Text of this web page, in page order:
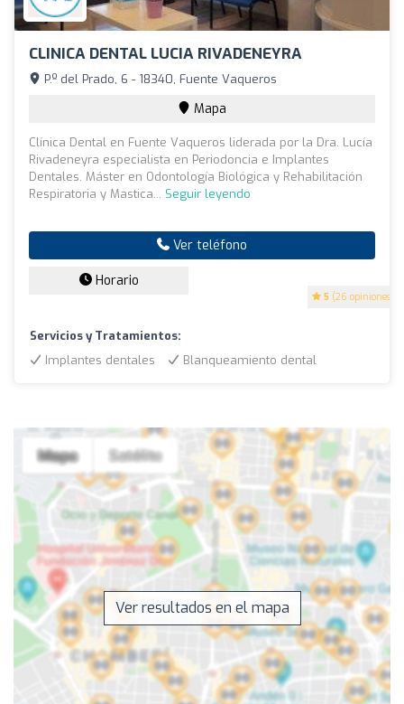
CLINICA DENTAL LUCIA RIVADENEYRA
5 (26 opiniones)
P.º del Prado, 6 - 18340, Fuente Vaqueros
Mapa
Clínica Dental en Fuente Vaqueros liderada por la Dra. Lucía
Rivadeneyra especialista en Periodoncia e Implantes
Dentales. Máster en Odontología Biológica y Rehabilitación
Respiratoria y Mastica... Seguir leyendo
Ver teléfono
Horario
Servicios y Tratamientos:
Implantes dentales
Blanqueamiento dental
Ver resultados en el mapa